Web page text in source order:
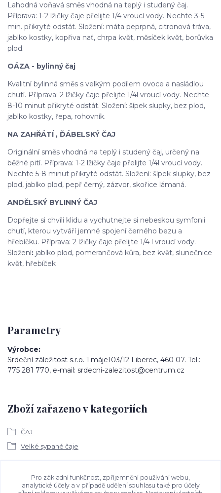
Lahodná voňavá směs vhodná na teplý i studený čaj.
Příprava: 1-2 lžičky čaje přelijte 1/4 vroucí vody. Nechte 3-5
min. přikryté odstát. Složení: máta peprpná, citronová tráva,
jablko kostky, kopřiva nať, chrpa květ, měsíček květ, borůvka
plod.
OÁZA - bylinný čaj
Kvalitní bylinná směs s velkým podílem ovoce a nasládlou
chutí. Příprava: 2 lžičky čaje přelijte 1/4l vroucí vody. Nechte
8-10 minut přikryté odstát. Složení: šípek slupky, bez plod,
jablko kostky, řepa, rohovník.
NA ZAHŘÁTÍ , ĎÁBELSKÝ ČAJ
Originální směs vhodná na teplý i studený čaj, určený na
běžné pití. Příprava: 1-2 lžičky čaje přelijte 1/4l vroucí vody.
Nechte 5-8 minut přikryté odstát. Složení: šípek slupky, bez
plod, jablko plod, pepř černý, zázvor, skořice lámaná.
ANDĚLSKÝ BYLINNÝ ČAJ
Dopřejte si chvíli klidu a vychutnejte si nebeskou symfonii
chutí, kterou vytváří jemné spojení černého bezu a
hřebíčku. Příprava: 2 lžičky čaje přelijte 1/4 l vroucí vody.
Složení: jablko plod, pomerančová kůra, bez květ, slunečnice
květ, hřebíček
Parametry
Výrobce
Srdeční záležitost s.r.o. 1.máje103/12 Liberec, 460 07. Tel.:
775 281 770, e-mail: srdecni-zalezitost@centrum.cz
Zboží zařazeno v kategoriích
ČAJ
Velké sypané čaje
Ke stažení
Pro základní funkčnost, zpříjemnění používání webu,
analytické účely a v případě udělení souhlasu také pro účely